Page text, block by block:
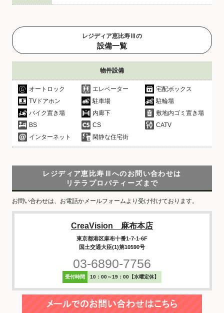
レジディア恵比寿Ⅲの
設備一覧
物件設備
オートロック エレベーター
宅配ボックス
TVドアホン
駐車場
駐輪場
バイク置き場
内廊下
敷地内ゴミ置き場
BS
CS
CATV
インターネット
閑静な住宅街
レジディア恵比寿Ⅲへのお問い合わせは
リテラプロパティーズまで
お問い合わせは、お電話かメールフォームより受け付けております。
CreaVision 麻布本店
東京都港区麻布十番1-7-1-6F
国土交通大臣(1)第10590号
03-6890-7756
受付時間 10：00～19：00【水曜定休】